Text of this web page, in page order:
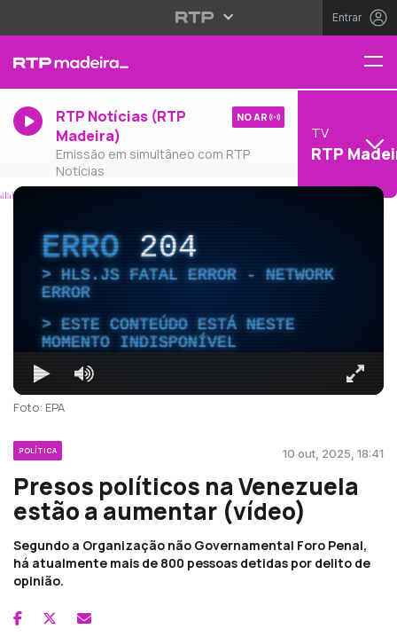
Entrar
RTP Notícias (RTP
Madeira)
Emissão em simultâneo com RTP
Notícias
NO AR
TV
RTP
ERRO204
HLS.JS FATAL ERROR - NETWORK
ERROR
ESTE CONTEÚDO ESTÁ NESTE
MOMENTO INDISPONÍVEL
Foto: EPA
POLÍTICA 10 out, 2025, 18:41
Presos políticos na Venezuela
estão a aumentar (vídeo)
Segundo a Organização não Governamental Foro Penal,
há atualmente mais de 800 pessoas detidas por delito de
opinião.